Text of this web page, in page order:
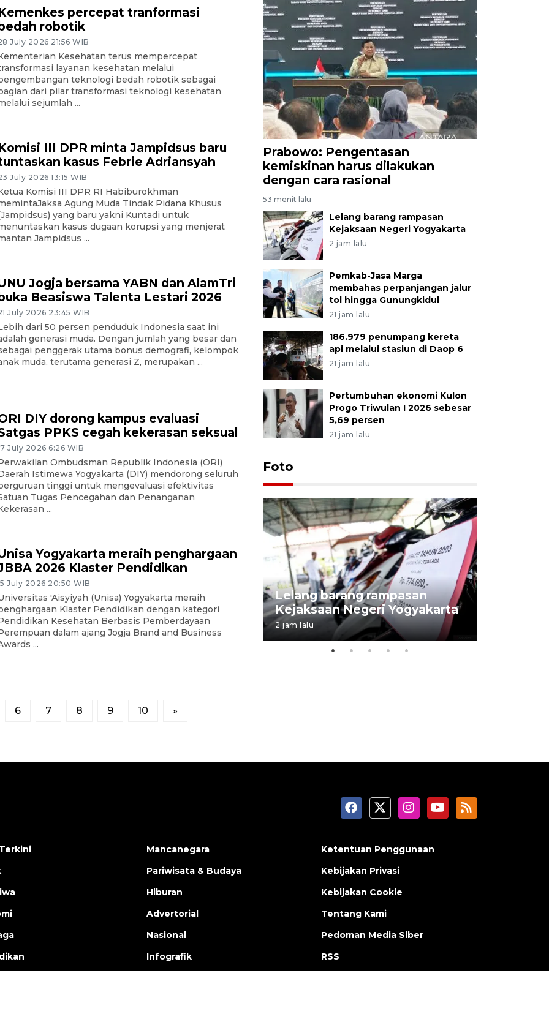
percepat tranformasi
robotik
July 2026 21:56 WIB
Kesehatan terus mempercepat
layanan kesehatan melalui
teknologi bedah robotik sebagai
dari pilar transformasi teknologi kesehatan
sejumlah ...
III DPR minta Jampidsus baru
kasus Febrie Adriansyah
July 2026 13:15 WIB
Komisi III DPR RI Habiburokhman
Agung Muda Tindak Pidana Khusus
yang baru yakni Kuntadi untuk
kasus dugaan korupsi yang menjerat
Jampidsus ...
Jogja bersama YABN dan AlamTri
Beasiswa Talenta Lestari 2026
July 2026 23:45 WIB
dari 50 persen penduduk Indonesia saat ini
generasi muda. Dengan jumlah yang besar dan
penggerak utama bonus demografi, kelompok
muda, terutama generasi Z, merupakan ...
DIY dorong kampus evaluasi
PPKS cegah kekerasan seksual
July 2026 6:26 WIB
Ombudsman Republik Indonesia (ORI)
Istimewa Yogyakarta (DIY) mendorong seluruh
tinggi untuk mengevaluasi efektivitas
Tugas Pencegahan dan Penanganan
...
Yogyakarta meraih penghargaan
2026 Klaster Pendidikan
July 2026 20:50 WIB
'Aisyiyah (Unisa) Yogyakarta meraih
Klaster Pendidikan dengan kategori
Kesehatan Berbasis Pemberdayaan
dalam ajang Jogja Brand and Business
...
6 7 8 9 10 »
Prabowo: Pengentasan
kemiskinan harus dilakukan
dengan cara rasional
53 menit lalu
Lelang barang rampasan
Kejaksaan Negeri Yogyakarta
2 jam lalu
Pemkab-Jasa Marga
membahas perpanjangan jalur
tol hingga Gunungkidul
21 jam lalu
186.979 penumpang kereta
api melalui stasiun di Daop 6
21 jam lalu
Pertumbuhan ekonomi Kulon
Progo Triwulan I 2026 sebesar
5,69 persen
21 jam lalu
Foto
Yogyakarta Gamelan Festival
2026
03 August 2026 12:31 WIB
Lelang barang rampasan
Kejaksaan Negeri Yogyakarta
2 jam lalu
Mancanegara
Pariwisata & Budaya
Hiburan
Advertorial
Nasional
Infografik
Ketentuan Penggunaan
Kebijakan Privasi
Kebijakan Cookie
Tentang Kami
Pedoman Media Siber
RSS